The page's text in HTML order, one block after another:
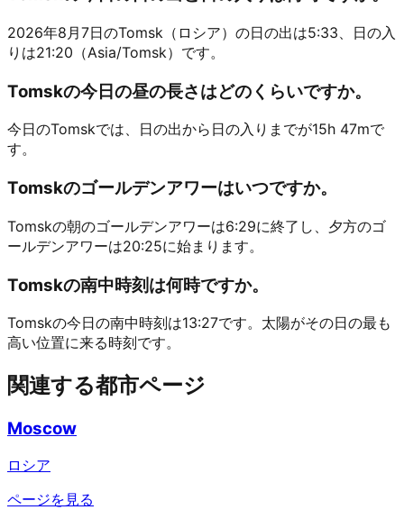
2026年8月7日のTomsk（ロシア）の日の出は5:33、日の入
りは21:20（Asia/Tomsk）です。
Tomskの今日の昼の長さはどのくらいですか。
今日のTomskでは、日の出から日の入りまでが15h 47mで
す。
Tomskのゴールデンアワーはいつですか。
Tomskの朝のゴールデンアワーは6:29に終了し、夕方のゴ
ールデンアワーは20:25に始まります。
Tomskの南中時刻は何時ですか。
Tomskの今日の南中時刻は13:27です。太陽がその日の最も
高い位置に来る時刻です。
関連する都市ページ
Moscow
ロシア
ページを見る